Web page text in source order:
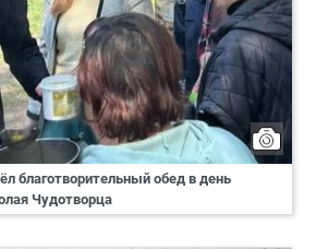
благотворительный обед в день
Чудотворца